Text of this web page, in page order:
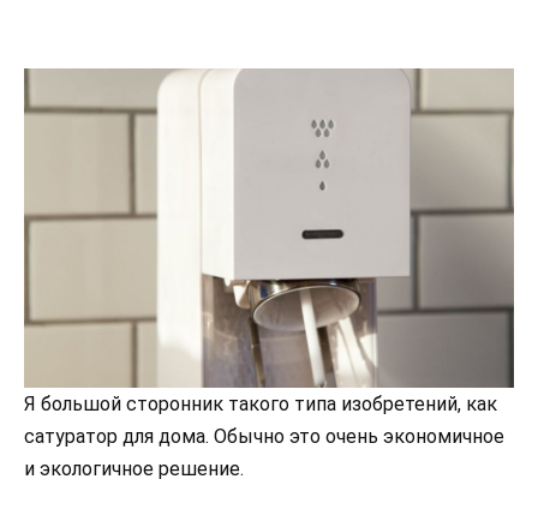
Я большой сторонник такого типа изобретений, как
сатуратор для дома. Обычно это очень экономичное
и экологичное решение.